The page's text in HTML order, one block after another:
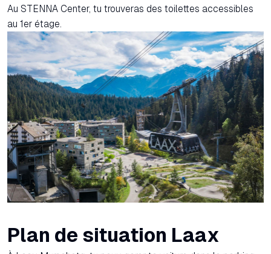
Au STENNA Center, tu trouveras des toilettes accessibles
au 1er étage.
Plan de situation Laax